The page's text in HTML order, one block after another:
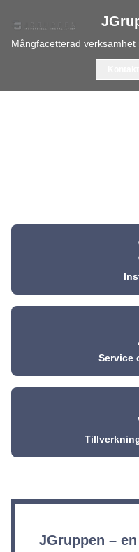
Mångfacetterad
Service
JGruppen –